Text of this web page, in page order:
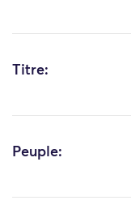
Titre:
Peuple: